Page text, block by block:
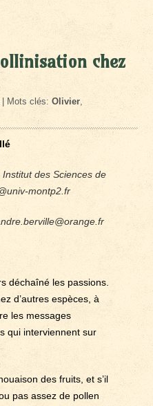
chez
| Mots clés:Olivier,
des Sciences de
montp2.fr
déchaîné les passions.
d’autres espèces, à
les messages
qui interviennent sur
des fruits, et s’il
pas assez de pollen